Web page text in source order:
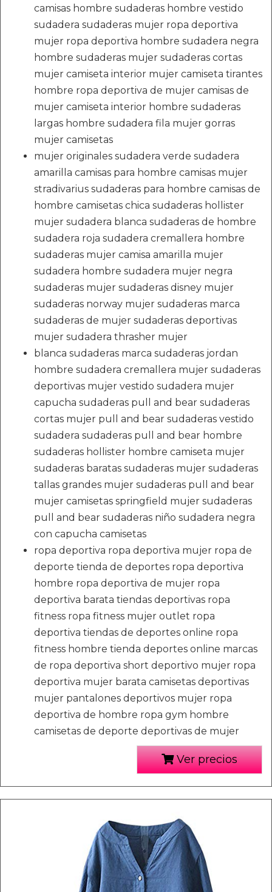
camisas hombre sudaderas hombre vestido
sudadera sudaderas mujer ropa deportiva
mujer ropa deportiva hombre sudadera negra
hombre sudaderas mujer sudaderas cortas
mujer camiseta interior mujer camiseta tirantes
hombre ropa deportiva de mujer camisas de
mujer camiseta interior hombre sudaderas
largas hombre sudadera fila mujer gorras
mujer camisetas
mujer originales sudadera verde sudadera
amarilla camisas para hombre camisas mujer
stradivarius sudaderas para hombre camisas de
hombre camisetas chica sudaderas hollister
mujer sudadera blanca sudaderas de hombre
sudadera roja sudadera cremallera hombre
sudaderas mujer camisa amarilla mujer
sudadera hombre sudadera mujer negra
sudaderas mujer sudaderas disney mujer
sudaderas norway mujer sudaderas marca
sudaderas de mujer sudaderas deportivas
mujer sudadera thrasher mujer
blanca sudaderas marca sudaderas jordan
hombre sudadera cremallera mujer sudaderas
deportivas mujer vestido sudadera mujer
capucha sudaderas pull and bear sudaderas
cortas mujer pull and bear sudaderas vestido
sudadera sudaderas pull and bear hombre
sudaderas hollister hombre camiseta mujer
sudaderas baratas sudaderas mujer sudaderas
tallas grandes mujer sudaderas pull and bear
mujer camisetas springfield mujer sudaderas
pull and bear sudaderas niño sudadera negra
con capucha camisetas
ropa deportiva ropa deportiva mujer ropa de
deporte tienda de deportes ropa deportiva
hombre ropa deportiva de mujer ropa
deportiva barata tiendas deportivas ropa
fitness ropa fitness mujer outlet ropa
deportiva tiendas de deportes online ropa
fitness hombre tienda deportes online marcas
de ropa deportiva short deportivo mujer ropa
deportiva mujer barata camisetas deportivas
mujer pantalones deportivos mujer ropa
deportiva de hombre ropa gym hombre
camisetas de deporte deportivas de mujer
Ver precios